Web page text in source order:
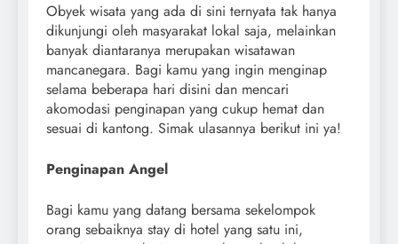
Obyek wisata yang ada di sini ternyata tak hanya
dikunjungi oleh masyarakat lokal saja, melainkan
banyak diantaranya merupakan wisatawan
mancanegara. Bagi kamu yang ingin menginap
selama beberapa hari disini dan mencari
akomodasi penginapan yang cukup hemat dan
sesuai di kantong. Simak ulasannya berikut ini ya!
Penginapan Angel
Bagi kamu yang datang bersama sekelompok
orang sebaiknya stay di hotel yang satu ini,